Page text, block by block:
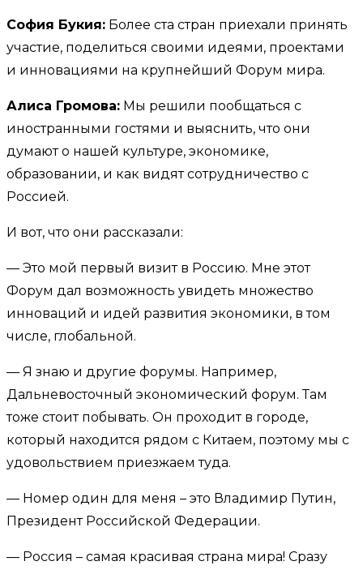
София Букия: Более ста стран приехали принять
участие, поделиться своими идеями, проектами
и инновациями на крупнейший Форум мира.
Алиса Громова: Мы решили пообщаться с
иностранными гостями и выяснить, что они
думают о нашей культуре, экономике,
образовании, и как видят сотрудничество с
Россией.
И вот, что они рассказали:
— Это мой первый визит в Россию. Мне этот
Форум дал возможность увидеть множество
инноваций и идей развития экономики, в том
числе, глобальной.
— Я знаю и другие форумы. Например,
Дальневосточный экономический форум. Там
тоже стоит побывать. Он проходит в городе,
который находится рядом с Китаем, поэтому мы с
удовольствием приезжаем туда.
— Номер один для меня – это Владимир Путин,
Президент Российской Федерации.
— Россия – самая красивая страна мира! Сразу